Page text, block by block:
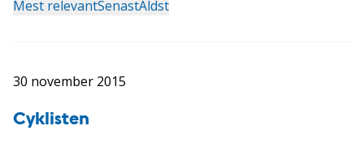
Mest relevantSenastÄldst
30 november 2015
Cyklisten